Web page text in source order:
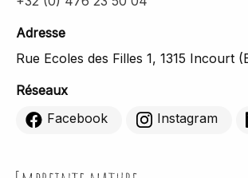
Adresse
Rue Ecoles des Filles 1, 1315 Incourt
Réseaux
Facebook
Instagram